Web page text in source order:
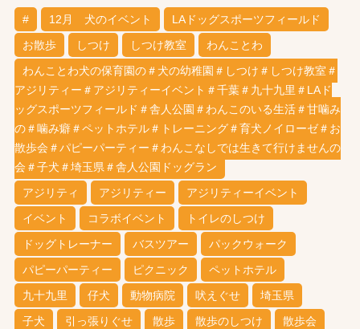
# 12月 犬のイベント LAドッグスポーツフィールド
お散歩 しつけ しつけ教室 わんことわ
わんことわ犬の保育園の＃犬の幼稚園＃しつけ＃しつけ教室＃
アジリティー＃アジリティーイベント＃千葉＃九十九里＃LAド
ッグスポーツフィールド＃舎人公園＃わんこのいる生活＃甘噛み
の＃噛み癖＃ペットホテル＃トレーニング＃育犬ノイローゼ＃お
散歩会＃パピーパーティー＃わんこなしでは生きて行けませんの
会＃子犬＃埼玉県＃舎人公園ドッグラン
アジリティ アジリティー アジリティーイベント
イベント コラボイベント トイレのしつけ
ドッグトレーナー バスツアー パックウォーク
パピーパーティー ピクニック ペットホテル
九十九里 仔犬 動物病院 吠えぐせ 埼玉県
子犬 引っ張りぐせ 散歩 散歩のしつけ 散歩会